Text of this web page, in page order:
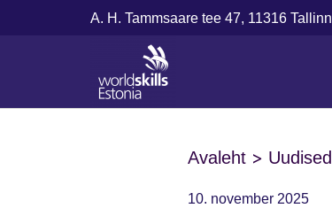
A. H. Tammsaare tee 47, 11316 Tallinn
Avaleht > Uudised
10. november 2025